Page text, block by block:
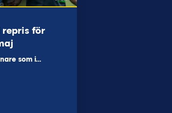
för
som i…